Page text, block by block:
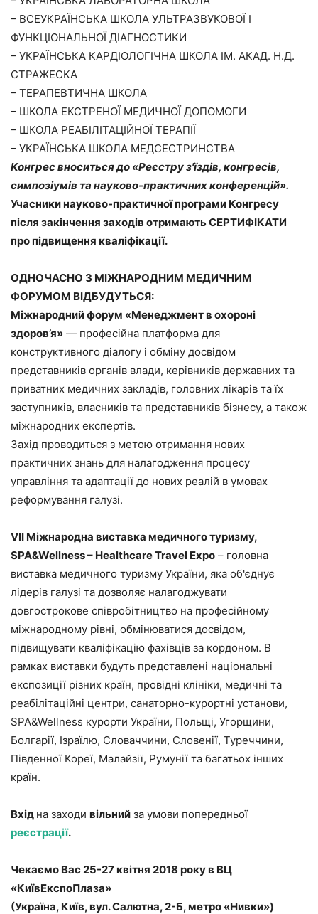
– ВСЕУКРАЇНСЬКА ШКОЛА УЛЬТРАЗВУКОВОЇ І
ФУНКЦІОНАЛЬНОЇ ДІАГНОСТИКИ
– УКРАЇНСЬКА КАРДІОЛОГІЧНА ШКОЛА ІМ. АКАД. Н.Д.
СТРАЖЕСКА
– ТЕРАПЕВТИЧНА ШКОЛА
– ШКОЛА ЕКСТРЕНОЇ МЕДИЧНОЇ ДОПОМОГИ
– ШКОЛА РЕАБІЛІТАЦІЙНОЇ ТЕРАПІЇ
– УКРАЇНСЬКА ШКОЛА МЕДСЕСТРИНСТВА
Конгрес вноситься до «Реєстру з'їздів, конгресів,
симпозіумів та науково-практичних конференцій».
Учасники науково-практичної програми Конгресу
після закінчення заходів отримають СЕРТИФІКАТИ
про підвищення кваліфікації.
ОДНОЧАСНО З МІЖНАРОДНИМ МЕДИЧНИМ
ФОРУМОМ ВІДБУДУТЬСЯ:
Міжнародний форум «Менеджмент в охороні
здоров’я» — професійна платформа для
конструктивного діалогу і обміну досвідом
представників органів влади, керівників державних та
приватних медичних закладів, головних лікарів та їх
заступників, власників та представників бізнесу, а також
міжнародних експертів.
Захід проводиться з метою отримання нових
практичних знань для налагодження процесу
управління та адаптації до нових реалій в умовах
реформування галузі.
VII Міжнародна виставка медичного туризму,
SPA&Wellness – Healthcare Travel Expo – головна
виставка медичного туризму України, яка об'єднує
лідерів галузі та дозволяє налагоджувати
довгострокове співробітництво на професійному
міжнародному рівні, обмінюватися досвідом,
підвищувати кваліфікацію фахівців за кордоном. В
рамках виставки будуть представлені національні
експозиції різних країн, провідні клініки, медичні та
реабілітаційні центри, санаторно-курортні установи,
SPA&Wellness курорти України, Польщі, Угорщини,
Болгарії, Ізраїлю, Словаччини, Словенії, Туреччини,
Південної Кореї, Малайзії, Румунії та багатьох інших
країн.
Вхід на заходи вільний за умови попередньої
реєстрації.
Чекаємо Вас 25-27 квітня 2018 року в ВЦ
«КиївЕкспоПлаза»
(Україна, Київ, вул. Салютна, 2-Б, метро «Нивки»)